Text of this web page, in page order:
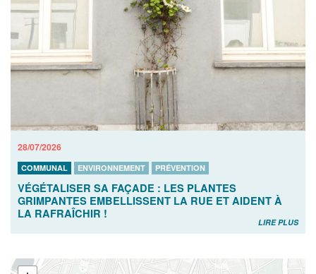
28/07/2026
COMMUNAL ENVIRONNEMENT PRÉVENTION
VÉGÉTALISER SA FAÇADE : LES PLANTES
GRIMPANTES EMBELLISSENT LA RUE ET AIDENT À
LA RAFRAÎCHIR !
LIRE PLUS